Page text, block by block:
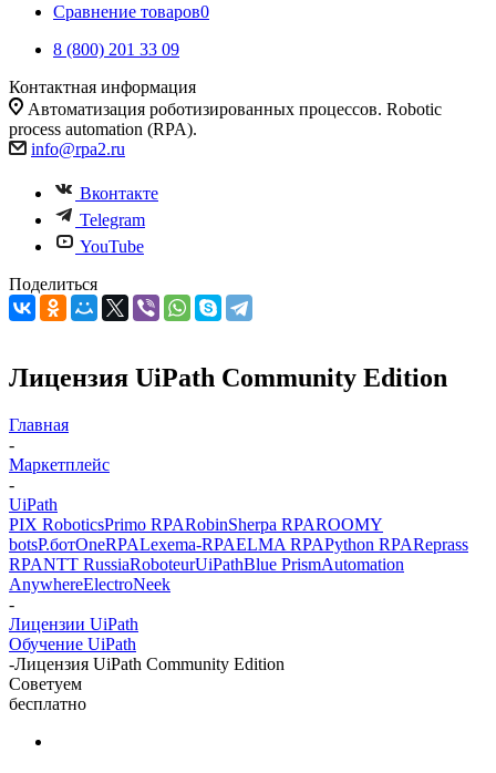
Сравнение товаров0
8 (800) 201 33 09
Контактная информация
Автоматизация роботизированных процессов. Robotic
process automation (RPA).
info@rpa2.ru
Вконтакте
Telegram
YouTube
Поделиться
Лицензия UiPath Community Edition
Главная
-
Маркетплейс
-
UiPath
PIX RoboticsPrimo RPARobinSherpa RPAROOMY
botsР.ботOneRPALexema-RPAELMA RPAPython RPAReprass
RPANTT RussiaRoboteurUiPathBlue PrismAutomation
AnywhereElectroNeek
-
Лицензии UiPath
Обучение UiPath
-Лицензия UiPath Community Edition
Советуем
бесплатно